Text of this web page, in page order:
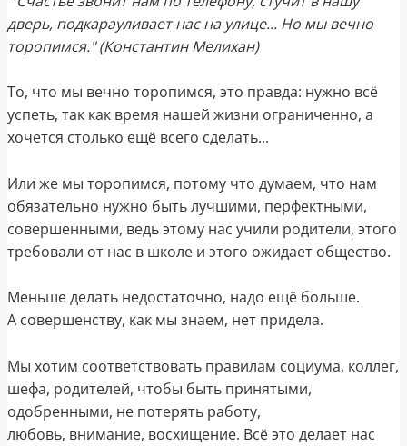
дверь, подкарауливает нас на улице... Но мы вечно
торопимся." (Константин Мелихан)
То, что мы вечно торопимся, это правда: нужно всё
успеть, так как время нашей жизни ограниченно, а
хочется столько ещё всего сделать...
Или же мы торопимся, потому что думаем, что нам
обязательно нужно быть лучшими, перфектными,
совершенными, ведь этому нас учили родители, этого
требовали от нас в школе и этого ожидает общество.
Меньше делать недостаточно, надо ещё больше.
А совершенству, как мы знаем, нет придела.
Мы хотим соответствовать правилам социума, коллег,
шефа, родителей, чтобы быть принятыми,
одобренными, не потерять работу,
любовь, внимание, восхищение. Всё это делает нас